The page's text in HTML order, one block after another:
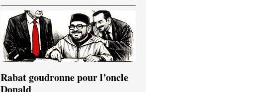
Rabat goudronne pour l’oncle